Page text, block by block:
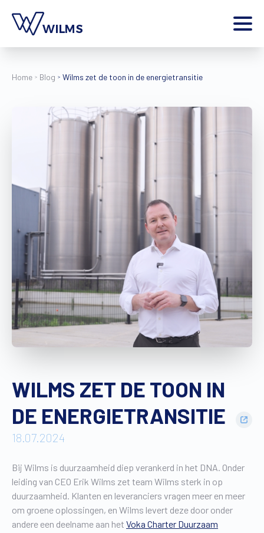
Vind een verdeler Offerte op maat
Gratis brochure
Producten
Jobs
Wilms World
Home Blog Wilms zet de toon in de energietransitie
WILMS ZET DE TOON IN
DE ENERGIETRANSITIE
18.07.2024
Bij Wilms is duurzaamheid diep verankerd in het DNA. Onder
leiding van CEO Erik Wilms zet team Wilms sterk in op
duurzaamheid. Klanten en leveranciers vragen meer en meer
om groene oplossingen, en Wilms levert deze door onder
andere een deelname aan het Voka Charter Duurzaam